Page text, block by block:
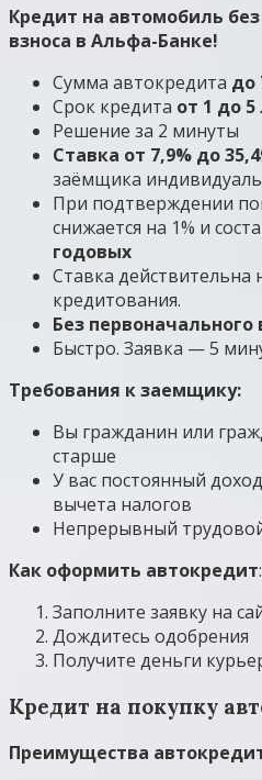
Кредит на автомобиль
взноса в Альфа-Банке!
Сумма автокредита до
Срок кредита от 1 до 5
Решение за 2 минуты
Ставка от 7,9% до
заёмщика
При подтверждении
снижается на 1% и
годовых
Ставка действительна
кредитования.
Без первоначального
Быстро. Заявка — 5
Требования к заемщику:
Вы гражданин или
старше
У вас постоянный
вычета налогов
Непрерывный
Как оформить автокредит:
Заполните заявку на
Дождитесь одобрения
Получите деньги
Кредит на покупку
Преимущества